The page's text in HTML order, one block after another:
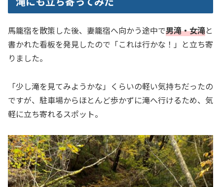
馬籠宿を散策した後、妻籠宿へ向かう途中で男滝・女滝と
書かれた看板を発見したので「これは行かな！」と立ち寄
りました。
「少し滝を見てみようかな」くらいの軽い気持ちだったの
ですが、駐車場からほとんど歩かずに滝へ行けるため、気
軽に立ち寄れるスポット。